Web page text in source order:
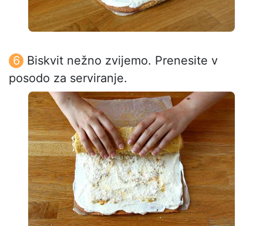
Biskvit nežno zvijemo. Prenesite v
posodo za serviranje.